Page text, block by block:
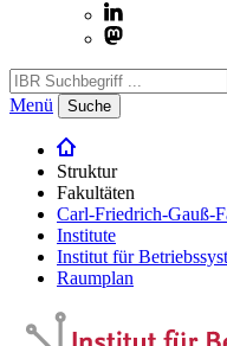
Menü Suche
Struktur
Fakultäten
Carl-Friedrich-Gauß-
Institute
Institut für
Raumplan